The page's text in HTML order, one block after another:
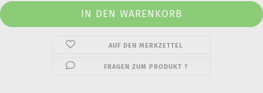
AUF DEN MERKZETTEL
FRAGEN ZUM PRODUKT ?